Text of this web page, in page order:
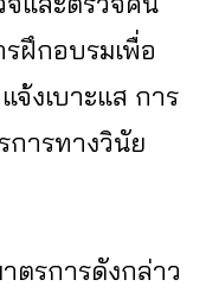
ฝึกอบรมเพื่อ
จ้งเบาะแส การ
การทางวินัย
ตรการดังกล่าว